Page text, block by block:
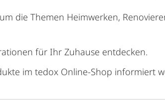
die Themen Heimwerken,
für Ihr Zuhause entdecken.
im tedox Online-Shop informiert